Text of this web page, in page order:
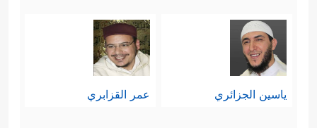
ياسين الجزائري عمر القزابري